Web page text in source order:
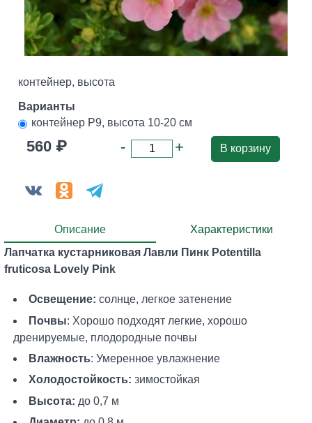
контейнер, высота
Варианты
контейнер Р9, высота 10-20 см
560 ₽ - + В корзину
Описание
Характеристики
Лапчатка кустарниковая Лавли Пинк Potentilla
fruticosa Lovely Pink
Освещение:солнце, легкое затенение
Почвы: Хорошо подходят легкие, хорошо
дренируемые, плодородные почвы
Влажность: Умеренное увлажнение
Холодостойкость: зимостойкая
Высота: до 0,7 м